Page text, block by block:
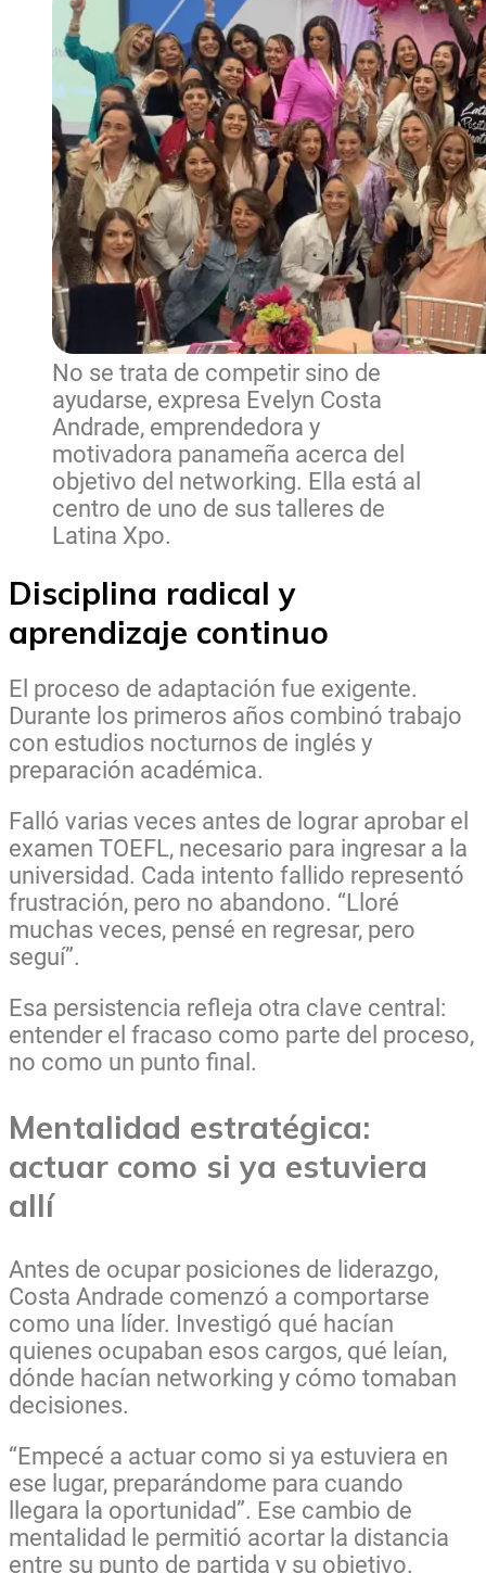
No se trata de competir sino de
ayudarse, expresa Evelyn Costa
Andrade, emprendedora y
motivadora panameña acerca del
objetivo del networking. Ella está al
centro de uno de sus talleres de
Latina Xpo.
Disciplina radical y
aprendizaje continuo
El proceso de adaptación fue exigente.
Durante los primeros años combinó trabajo
con estudios nocturnos de inglés y
preparación académica.
Falló varias veces antes de lograr aprobar el
examen TOEFL, necesario para ingresar a la
universidad. Cada intento fallido representó
frustración, pero no abandono. “Lloré
muchas veces, pensé en regresar, pero
seguí”.
Esa persistencia refleja otra clave central:
entender el fracaso como parte del proceso,
no como un punto final.
Mentalidad estratégica:
actuar como si ya estuviera
allí
Antes de ocupar posiciones de liderazgo,
Costa Andrade comenzó a comportarse
como una líder. Investigó qué hacían
quienes ocupaban esos cargos, qué leían,
dónde hacían networking y cómo tomaban
decisiones.
“Empecé a actuar como si ya estuviera en
ese lugar, preparándome para cuando
llegara la oportunidad”. Ese cambio de
mentalidad le permitió acortar la distancia
entre su punto de partida y su objetivo.